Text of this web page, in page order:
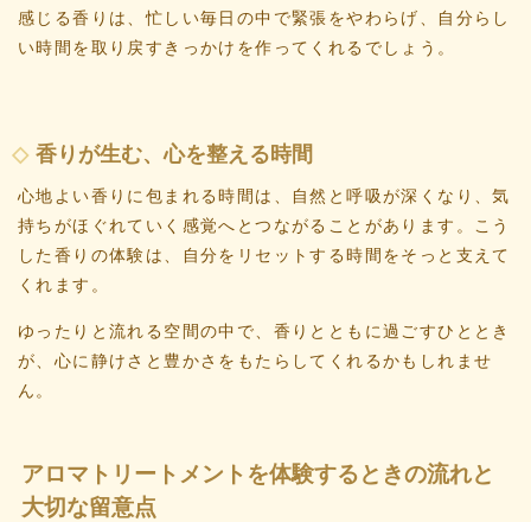
感じる香りは、忙しい毎日の中で緊張をやわらげ、自分らし
い時間を取り戻すきっかけを作ってくれるでしょう。
香りが生む、心を整える時間
心地よい香りに包まれる時間は、自然と呼吸が深くなり、気
持ちがほぐれていく感覚へとつながることがあります。こう
した香りの体験は、自分をリセットする時間をそっと支えて
くれます。
ゆったりと流れる空間の中で、香りとともに過ごすひととき
が、心に静けさと豊かさをもたらしてくれるかもしれませ
ん。
アロマトリートメントを体験するときの流れと
大切な留意点